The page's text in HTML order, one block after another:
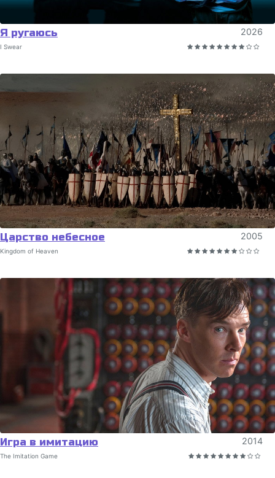
Я ругаюсь 2026
I Swear
Царство небесное 2005
Kingdom of Heaven
Игра в имитацию 2014
The Imitation Game